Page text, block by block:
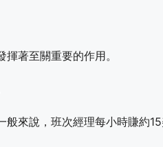
著至關重要的作用。
來說，班次經理每小時賺約15